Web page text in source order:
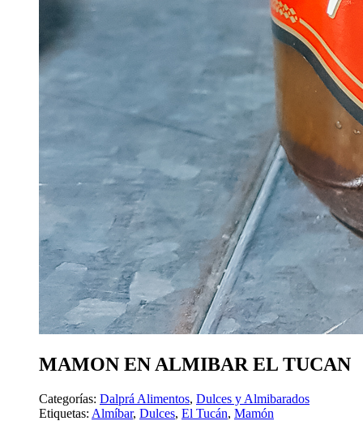
MAMON EN ALMIBAR EL TUCAN
Categorías: Dalprá Alimentos, Dulces y Almibarados
Etiquetas: Almíbar, Dulces, El Tucán, Mamón